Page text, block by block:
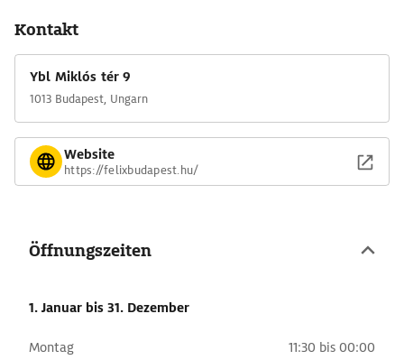
Kontakt
Ybl Miklós tér 9
1013 Budapest, Ungarn
Website
https://felixbudapest.hu/
Öffnungszeiten
1. Januar bis 31. Dezember
Montag 11:30 bis 00:00